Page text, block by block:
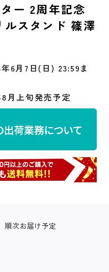
ー 2周年記念
ルスタンド 篠澤
年6月7日(日) 23:59ま
8月上旬発売予定
順次お届け予定